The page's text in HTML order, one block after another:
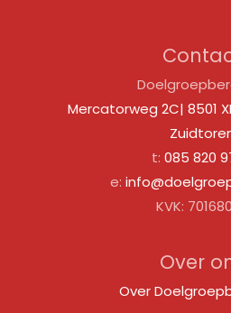
Mercatorweg 2C| 8501
t: 085 820
e:
KVK:
Over
Over